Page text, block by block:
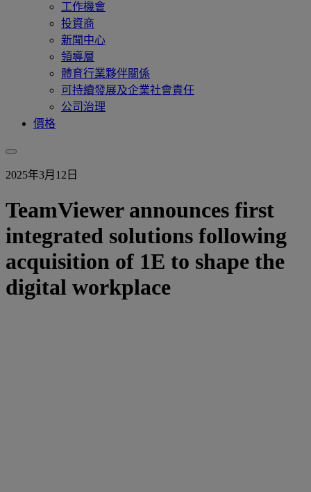
工作機會
投資商
新聞中心
領導層
體育行業夥伴關係
可持續發展及企業社會責任
公司治理
價格
2025年3月12日
TeamViewer announces first
integrated solutions following
acquisition of 1E to shape the
digital workplace